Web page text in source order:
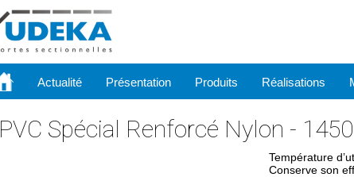
Actualité Présentation Produits Réalisations
PVC Spécial Renforcé Nylon -
Température
Conserve son